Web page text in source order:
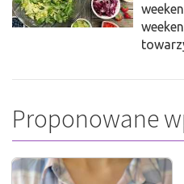
Proponowane